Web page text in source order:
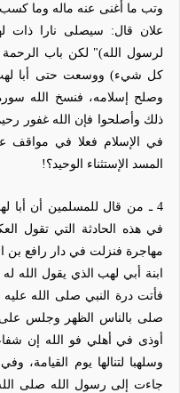
وتب ما أغنى عنه ماله وما
علان قال: سيصلى نارا ذات
لرسول الله)" لكن باب
كل شيء) ووسعت حتى أبا لهب
وصلح إسلامه، فنسخ الله
ذلك وأصلحوا فإن الله غفور
في الإسلام فعلا في مواقف
المسد الإستثناء الوحيد؟!
4 ـ من قال للمسلمين أن أبا
في هذه الحادثة التي تقول
مهاجرة فنزلت في دار رافع بن
ابنة أبي لهب الذي يقول الله
فأتت درة النبي صلى الله
صلى بالناس الظهر وجلس على
أوذى في أهلي فو الله إن
وسلهبا لتنالها يوم
جاءت إلى رسول الله صلى